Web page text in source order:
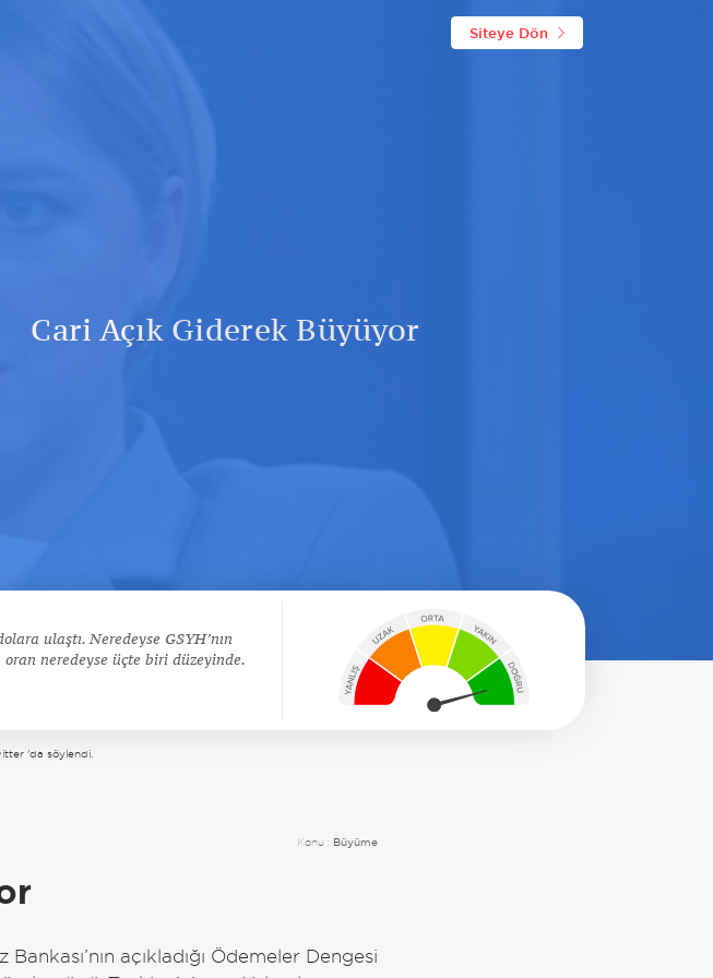
Siteye Dön
Cari Açık Giderek Büyüyor
ulaştı. Neredeyse GSYH’nın
oran neredeyse üçte biri düzeyinde.
'da söylendi.
Konu : Büyüme
açıkladığı Ödemeler Dengesi